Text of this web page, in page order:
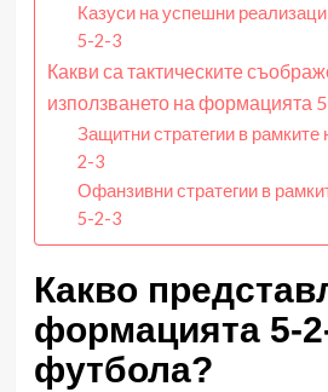
Казуси на успешни
5-2-3
Какви са тактическите
използването на формацията
Защитни стратегии в
2-3
Офанзивни стратегии в
5-2-3
Какво
формацията 5-
футбола?